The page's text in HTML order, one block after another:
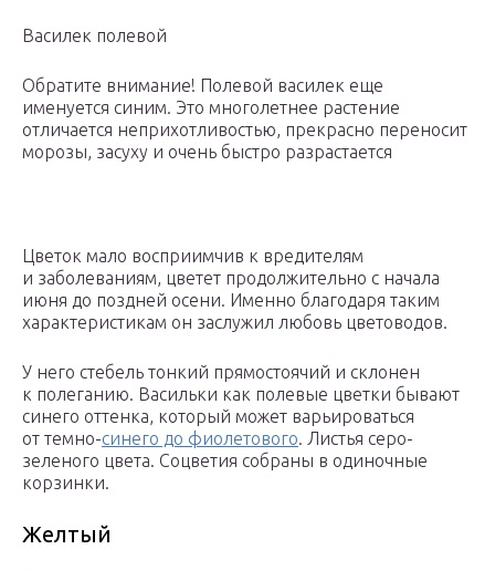
Василек полевой
Обратите внимание! Полевой василек еще
именуется синим. Это многолетнее растение
отличается неприхотливостью, прекрасно переносит
морозы, засуху и очень быстро разрастается
Цветок мало восприимчив к вредителям
и заболеваниям, цветет продолжительно с начала
июня до поздней осени. Именно благодаря таким
характеристикам он заслужил любовь цветоводов.
У него стебель тонкий прямостоячий и склонен
к полеганию. Васильки как полевые цветки бывают
синего оттенка, который может варьироваться
от темно-синего до фиолетового. Листья серо-
зеленого цвета. Соцветия собраны в одиночные
корзинки.
Желтый